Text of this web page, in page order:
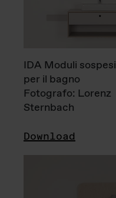
IDA Moduli sospesi
per il bagno
Fotografo: Lorenz
Sternbach
Download